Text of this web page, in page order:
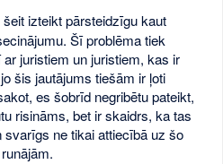
šeit izteikt pārsteidzīgu kaut
Šī problēma tiek
juristiem un juristiem, kas ir
šis jautājums tiešām ir ļoti
es šobrīd negribētu pateikt,
risināms, bet ir skaidrs, ka tas
svarīgs ne tikai attiecībā uz šo